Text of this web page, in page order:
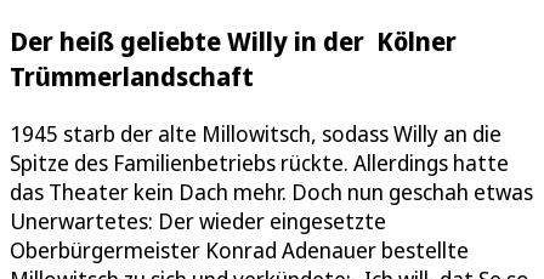
Der heiß geliebte Willy in der Kölner
Trümmerlandschaft
1945 starb der alte Millowitsch, sodass Willy an die
Spitze des Familienbetriebs rückte. Allerdings hatte
das Theater kein Dach mehr. Doch nun geschah etwas
Unerwartetes: Der wieder eingesetzte
Oberbürgermeister Konrad Adenauer bestellte